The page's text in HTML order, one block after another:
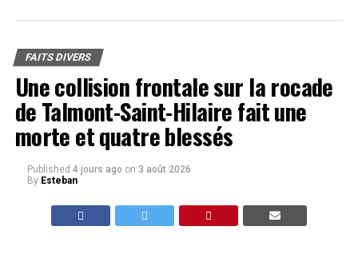
FAITS DIVERS
Une collision frontale sur la rocade
de Talmont-Saint-Hilaire fait une
morte et quatre blessés
Published 4 jours ago on 3 août 2026
By Esteban